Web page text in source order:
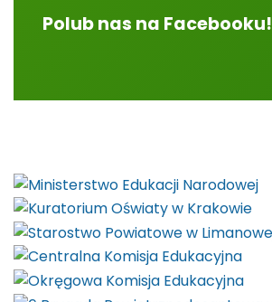
Polub nas na Facebooku!